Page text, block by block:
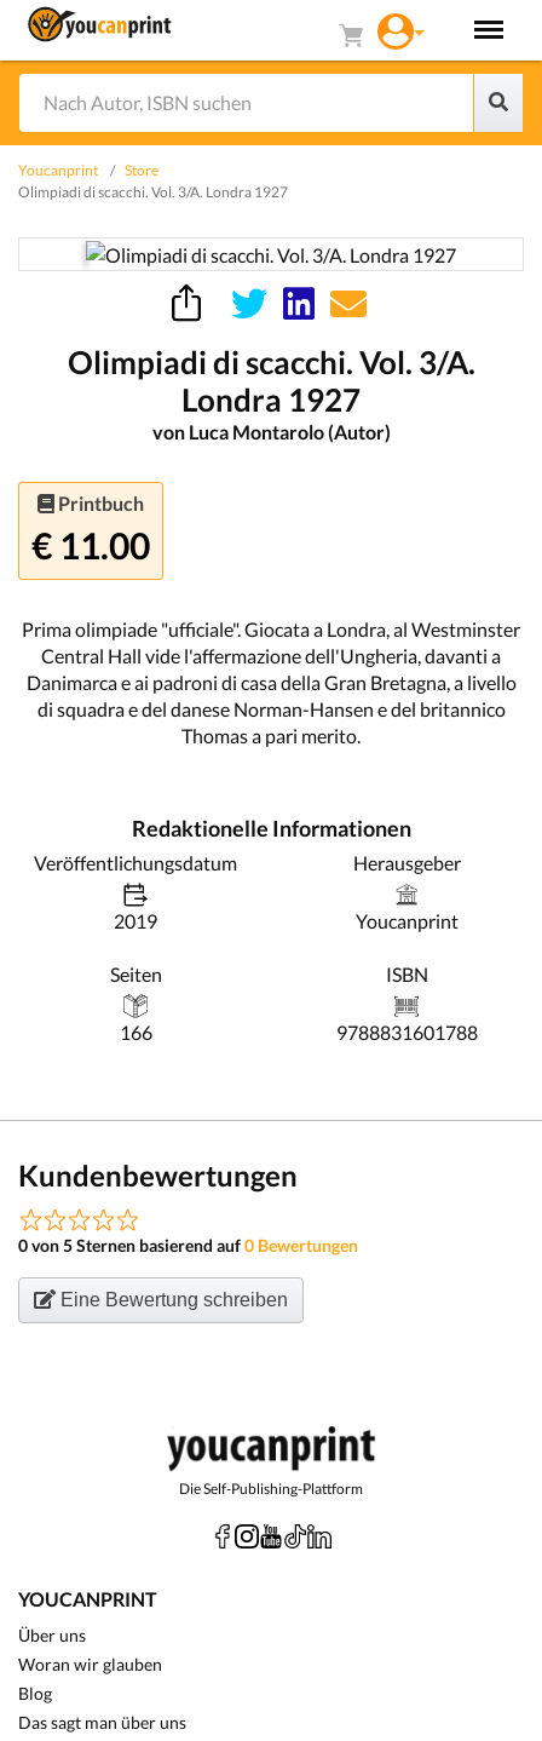
Youcanprint
Store
Olimpiadi di scacchi. Vol. 3/A. Londra 1927
Olimpiadi di scacchi. Vol. 3/A.
Londra 1927
von Luca Montarolo (Autor)
Printbuch
€ 11.00
Prima olimpiade "ufficiale". Giocata a Londra, al Westminster
Central Hall vide l'affermazione dell'Ungheria, davanti a
Danimarca e ai padroni di casa della Gran Bretagna, a livello
di squadra e del danese Norman-Hansen e del britannico
Thomas a pari merito.
Redaktionelle Informationen
Veröffentlichungsdatum
2019
Herausgeber
Youcanprint
Seiten
166
ISBN
9788831601788
Kundenbewertungen
0 von 5 Sternen basierend auf0 Bewertungen
Eine Bewertung schreiben
Die Self-Publishing-Plattform
YOUCANPRINT
Über uns
Woran wir glauben
Blog
Das sagt man über uns